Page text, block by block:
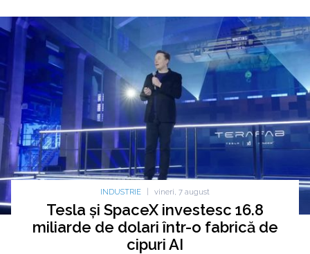
INDUSTRIE vineri, 7 august
Tesla și SpaceX investesc 16.8
miliarde de dolari într-o fabrică de
cipuri AI